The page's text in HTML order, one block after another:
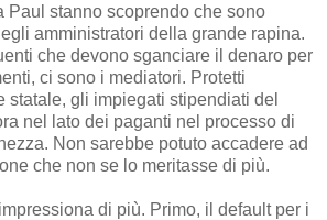
Paul stanno scoprendo che sono
amministratori della grande rapina.
che devono sganciare il denaro per
ci sono i mediatori. Protetti
statale, gli impiegati stipendiati del
nel lato dei paganti nel processo di
Non sarebbe potuto accadere ad
che non se lo meritasse di più.
di più. Primo, il default per i